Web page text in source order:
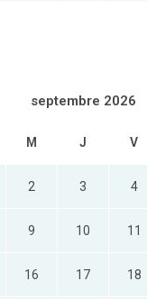
septembre 2026
M J V
2 3 4
9 10 11
16 17 18